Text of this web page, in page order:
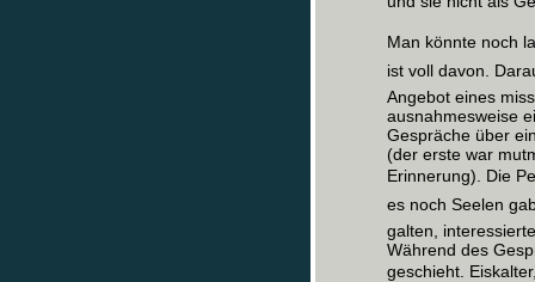
Man könnte noch
ist voll davon.
Angebot eines
ausnahmesweise
Gespräche über
(der erste war
Erinnerung). Die
es noch Seelen
galten,
Während des
geschieht.